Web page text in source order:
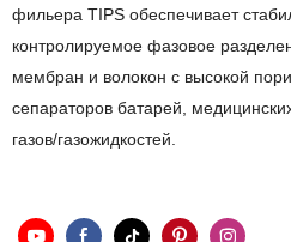
фильера TIPS обеспечивает
контролируемое фазовое
мембран и волокон с высокой
сепараторов батарей,
газов/газожидкостей.